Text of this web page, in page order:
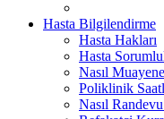
Hasta Bilgilendirme
Hasta Hakları
Hasta
Nasıl
Poliklinik
Nasıl